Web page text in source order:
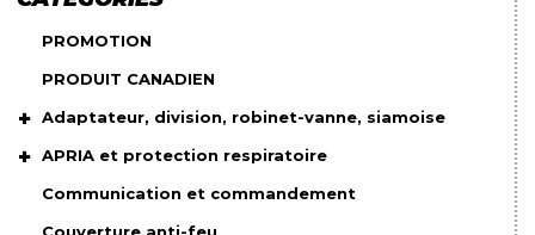
PROMOTION
PRODUIT CANADIEN
Adaptateur, division, robinet-vanne, siamoise
APRIA et protection respiratoire
Communication et commandement